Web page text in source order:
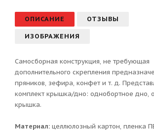
ОПИСАНИЕ ОТЗЫВЫ
ИЗОБРАЖЕНИЯ
Самосборная конструкция, не требующая
дополнительного скрепления
пряников, зефира, конфет и т. д.
комплект крышка/дно: однобортное дно,
крышка.
Материал: целлюлозный картон, пленка